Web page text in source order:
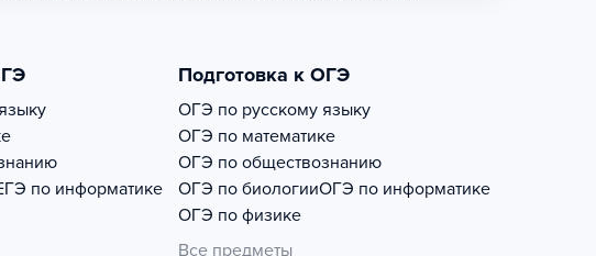
по информатике
Подготовка к ОГЭ
ОГЭ по русскому языку
ОГЭ по математике
ОГЭ по обществознанию
ОГЭ по биологииОГЭ по информатике
ОГЭ по физике
Все предметы